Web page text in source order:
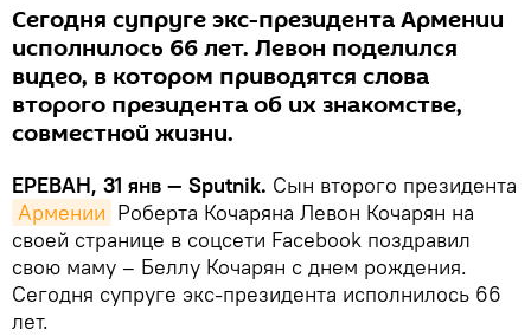
Сегодня супруге экс-президента Армении
исполнилось 66 лет. Левон поделился
видео, в котором приводятся слова
второго президента об их знакомстве,
совместной жизни.
ЕРЕВАН, 31 янв — Sputnik. Сын второго президента
Армении Роберта Кочаряна Левон Кочарян на
своей странице в соцсети Facebook поздравил
свою маму – Беллу Кочарян с днем рождения.
Сегодня супруге экс-президента исполнилось 66
лет.